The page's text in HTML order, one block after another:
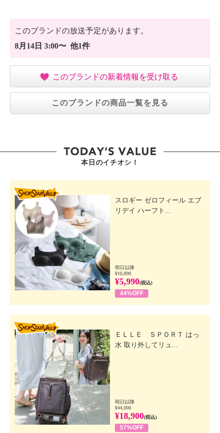
このブランドの放送予定があります。
8月14日 3:00〜 他1件
このブランドの新着情報を受け取る
このブランドの商品一覧を見る
本日のイチオシ！
スロギー ゼロフィール エブ
リデイ ハーフト...
明日以降
¥10,890
¥5,990(税込)
44%OFF
ＥＬＬＥ ＳＰＯＲＴ はっ
水 取り外してリュ...
明日以降
¥44,000
¥18,900(税込)
57%OFF